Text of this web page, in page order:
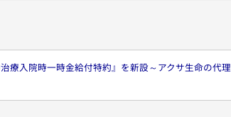
療入院時一時金給付特約』を新設～アクサ生命の代理